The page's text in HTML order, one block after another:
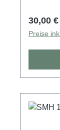
30,00 €
Preise